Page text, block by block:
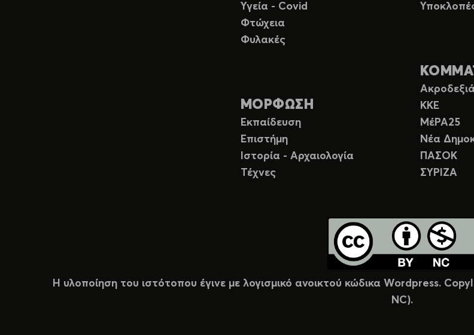
Υγεία - Covid
Φτώχεια
Φυλακές
ΜΟΡΦΩΣΗ
Εκπαίδευση
Επιστήμη
Ιστορία - Αρχαιολογία
Τέχνες
ΚΚΕ
ΜέΡΑ25
Νέα
ΠΑΣΟΚ
ΣΥΡΙΖΑ
Η υλοποίηση του ιστότοπου έγινε με λογισμικό ανοικτού κώδικα Wordpress.
NC).